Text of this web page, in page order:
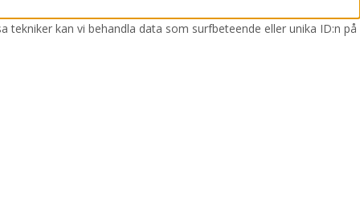
kan vi behandla data som surfbeteende eller unika ID:n på